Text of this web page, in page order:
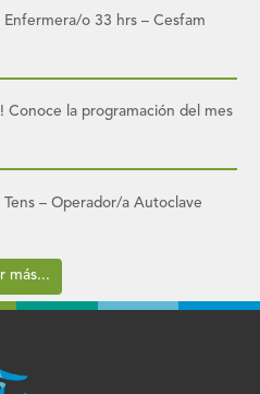
Enfermera/o 33 hrs – Cesfam
Conoce la programación del mes
Tens – Operador/a Autoclave
más...